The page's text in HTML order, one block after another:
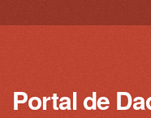
para
Portal de